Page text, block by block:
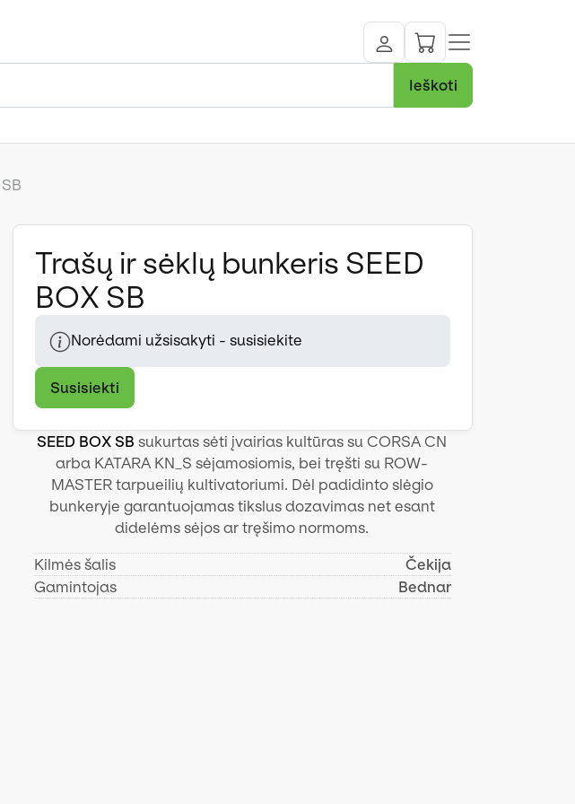
Ieškoti
Trašų ir sėklų bunkeris SEED
BOX SB
Norėdami užsisakyti - susisiekite
Susisiekti
SEED BOX SB sukurtas sėti įvairias kultūras su CORSA CN
arba KATARA KN_S sėjamosiomis, bei tręšti su ROW-
MASTER tarpueilių kultivatoriumi. Dėl padidinto slėgio
bunkeryje garantuojamas tikslus dozavimas net esant
didelėms sėjos ar tręšimo normoms.
Kilmės šalis
Čekija
Gamintojas
Bednar